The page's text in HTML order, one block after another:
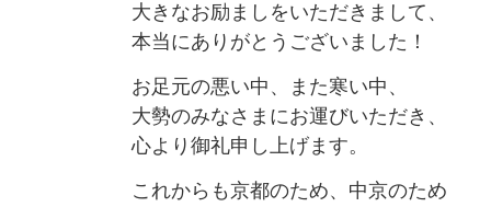
大きなお励ましをいただきまして、
本当にありがとうございました！
お足元の悪い中、また寒い中、
大勢のみなさまにお運びいただき、
心より御礼申し上げます。
これからも京都のため、中京のため